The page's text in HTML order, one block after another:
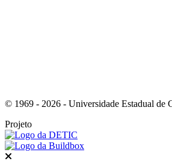
© 1969 - 2026 - Universidade Estadual de
Projeto